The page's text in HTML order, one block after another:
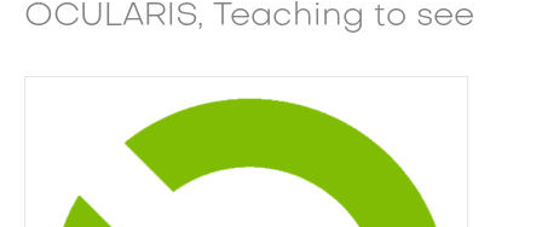
OCULARIS, Teaching to see